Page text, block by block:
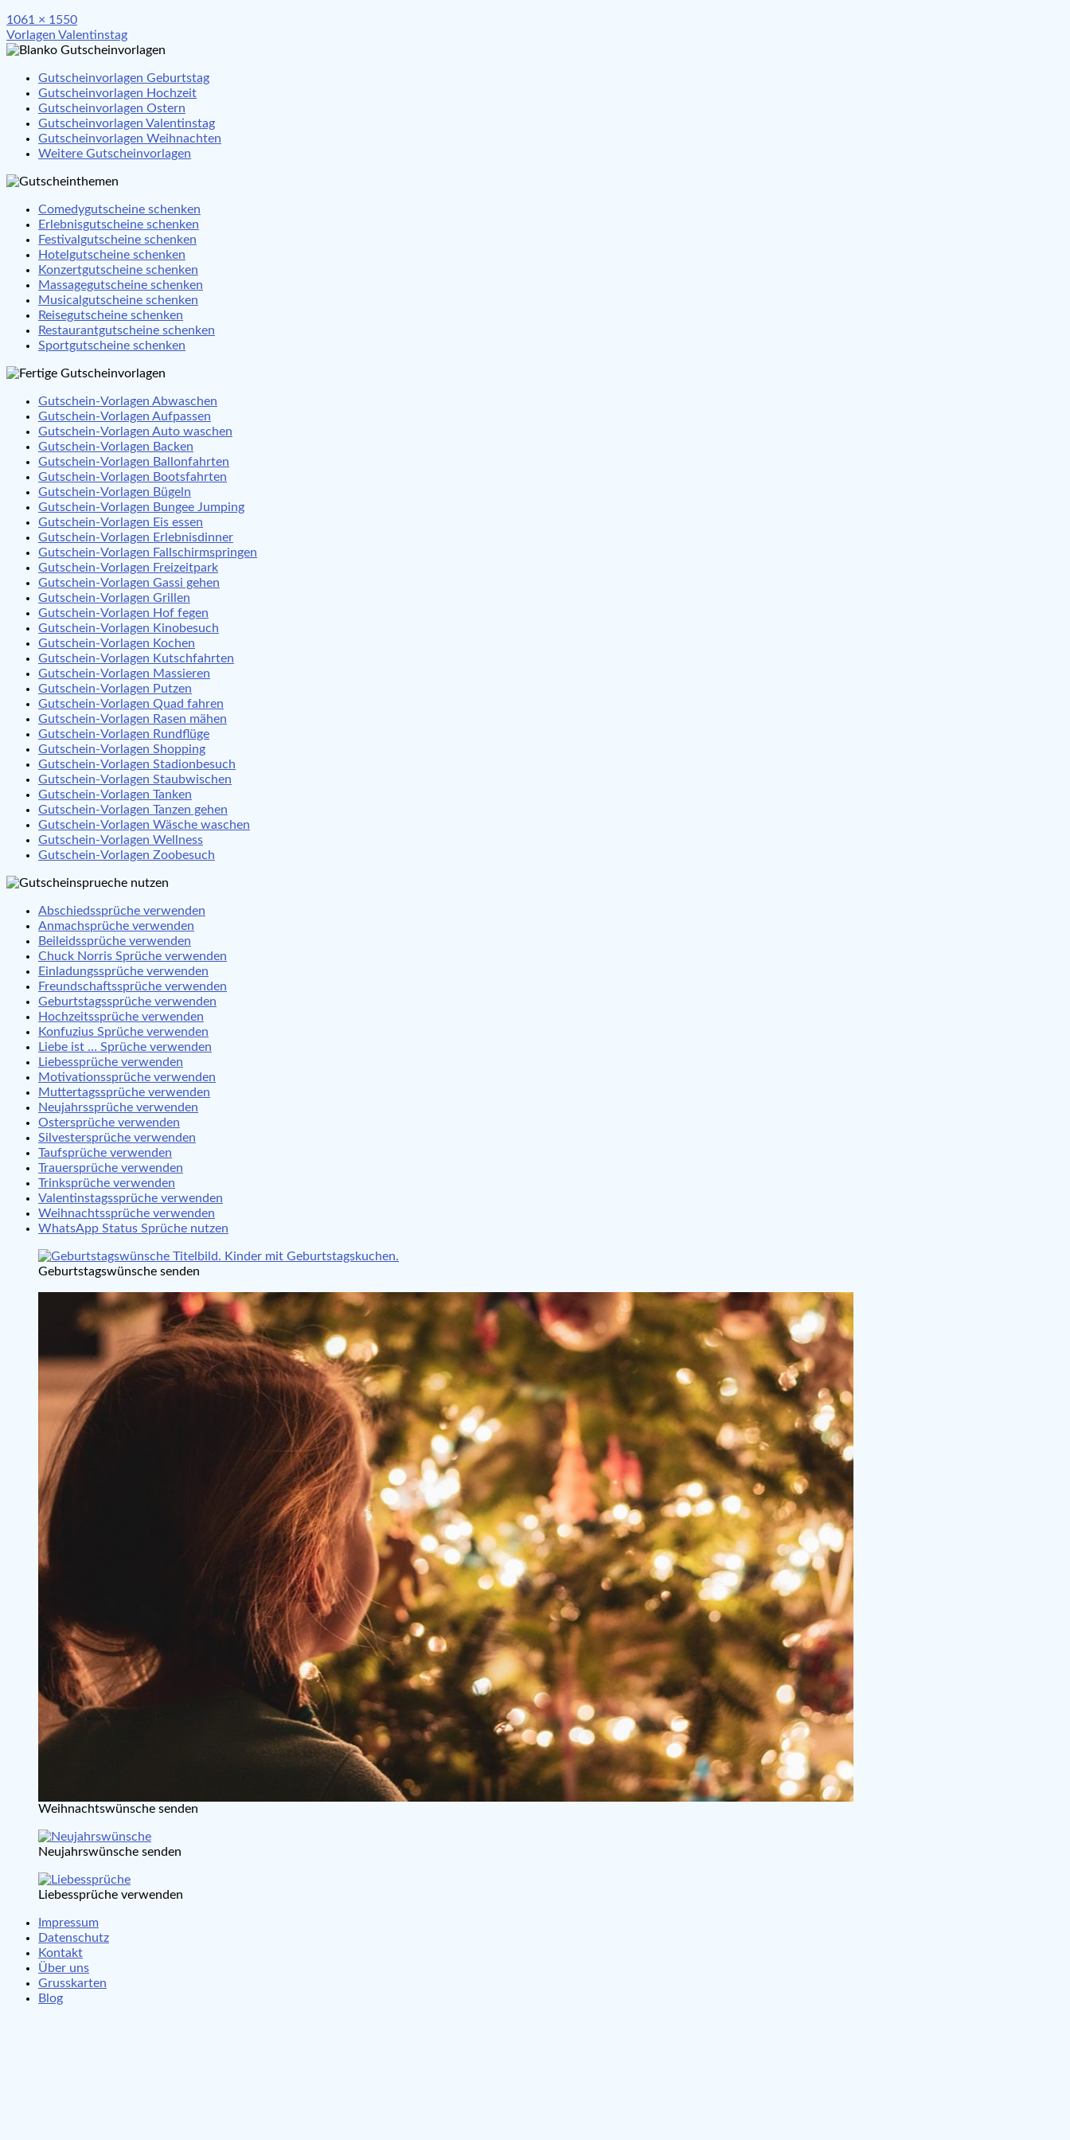
Full
size
1061 × 1550
Beitragsnavigation
Vorlagen Valentinstag
Gutscheinvorlagen Geburtstag
Gutscheinvorlagen Hochzeit
Gutscheinvorlagen Ostern
Gutscheinvorlagen Valentinstag
Gutscheinvorlagen Weihnachten
Weitere Gutscheinvorlagen
Comedygutscheine schenken
Erlebnisgutscheine schenken
Festivalgutscheine schenken
Hotelgutscheine schenken
Konzertgutscheine schenken
Massagegutscheine schenken
Musicalgutscheine schenken
Reisegutscheine schenken
Restaurantgutscheine schenken
Sportgutscheine schenken
Gutschein-Vorlagen Abwaschen
Gutschein-Vorlagen Aufpassen
Gutschein-Vorlagen Auto waschen
Gutschein-Vorlagen Backen
Gutschein-Vorlagen Ballonfahrten
Gutschein-Vorlagen Bootsfahrten
Gutschein-Vorlagen Bügeln
Gutschein-Vorlagen Bungee Jumping
Gutschein-Vorlagen Eis essen
Gutschein-Vorlagen Erlebnisdinner
Gutschein-Vorlagen Fallschirmspringen
Gutschein-Vorlagen Freizeitpark
Gutschein-Vorlagen Gassi gehen
Gutschein-Vorlagen Grillen
Gutschein-Vorlagen Hof fegen
Gutschein-Vorlagen Kinobesuch
Gutschein-Vorlagen Kochen
Gutschein-Vorlagen Kutschfahrten
Gutschein-Vorlagen Massieren
Gutschein-Vorlagen Putzen
Gutschein-Vorlagen Quad fahren
Gutschein-Vorlagen Rasen mähen
Gutschein-Vorlagen Rundflüge
Gutschein-Vorlagen Shopping
Gutschein-Vorlagen Stadionbesuch
Gutschein-Vorlagen Staubwischen
Gutschein-Vorlagen Tanken
Gutschein-Vorlagen Tanzen gehen
Gutschein-Vorlagen Wäsche waschen
Gutschein-Vorlagen Wellness
Gutschein-Vorlagen Zoobesuch
Abschiedssprüche verwenden
Anmachsprüche verwenden
Beileidssprüche verwenden
Chuck Norris Sprüche verwenden
Einladungssprüche verwenden
Freundschaftssprüche verwenden
Geburtstagssprüche verwenden
Hochzeitssprüche verwenden
Konfuzius Sprüche verwenden
Liebe ist … Sprüche verwenden
Liebessprüche verwenden
Motivationssprüche verwenden
Muttertagssprüche verwenden
Neujahrssprüche verwenden
Ostersprüche verwenden
Silvestersprüche verwenden
Taufsprüche verwenden
Trauersprüche verwenden
Trinksprüche verwenden
Valentinstagssprüche verwenden
Weihnachtssprüche verwenden
WhatsApp Status Sprüche nutzen
Geburtstagswünsche senden
Weihnachtswünsche senden
Neujahrswünsche senden
Liebessprüche verwenden
Impressum
Datenschutz
Kontakt
Über uns
Grusskarten
Blog